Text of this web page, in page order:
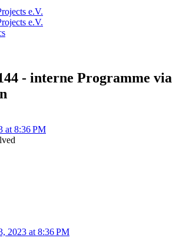
e.V.
e.V.
- interne Programme via
at 8:36 PM
2023 at 8:36 PM